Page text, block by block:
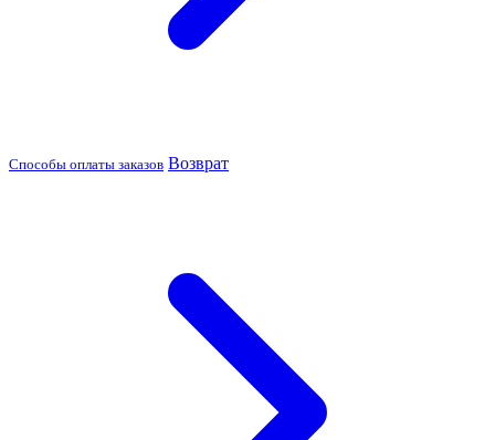
Способы оплаты заказов Возврат